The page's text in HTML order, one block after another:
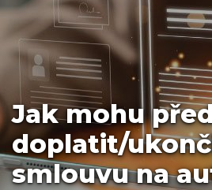
Jak mohu
doplatit/
smlouvu na